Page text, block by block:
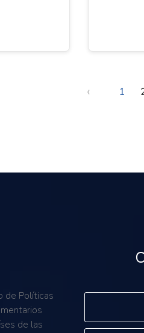
‹ 1
de Políticas
de las